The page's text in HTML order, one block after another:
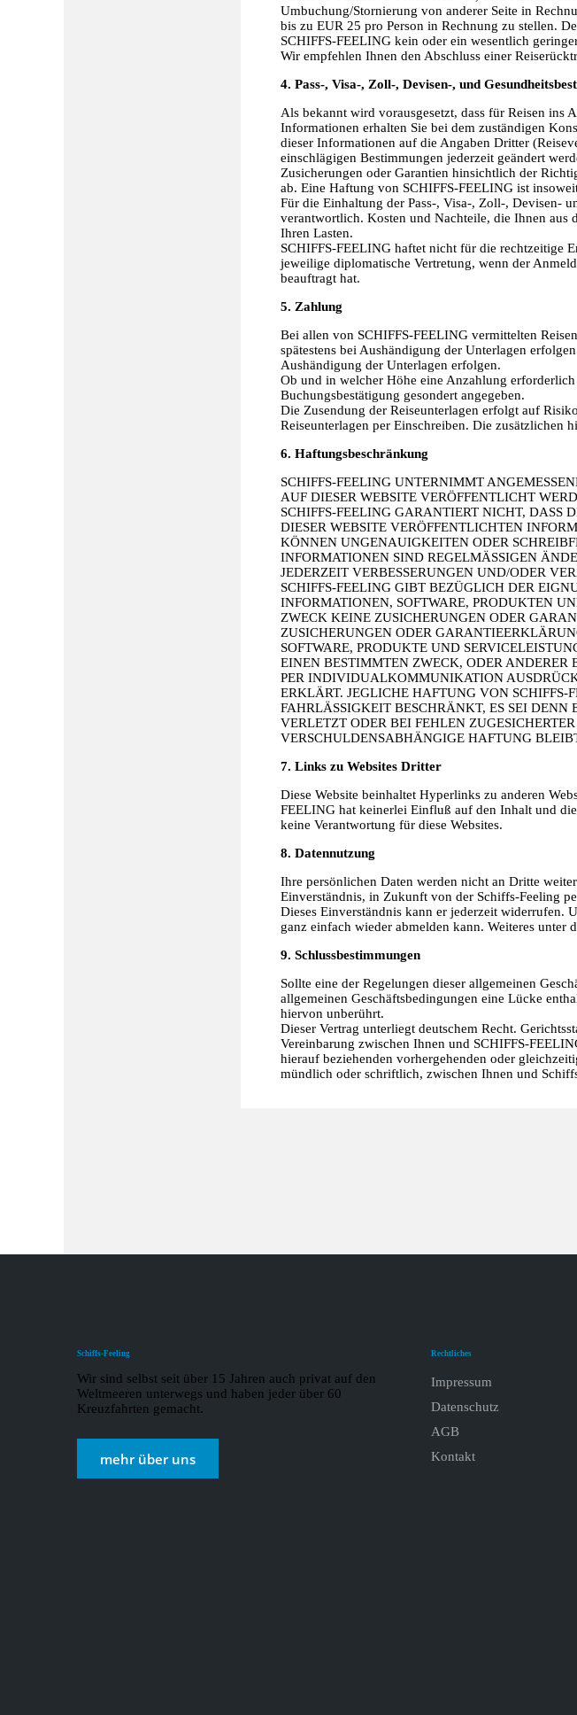
Umbuchung/Stornierung von anderer Seite in
bis zu EUR 25 pro Person in Rechnung zu stellen.
SCHIFFS-FEELING kein oder ein wesentlich
Wir empfehlen Ihnen den Abschluss einer
4. Pass-, Visa-, Zoll-, Devisen-, und
Als bekannt wird vorausgesetzt, dass für Reisen ins
Informationen erhalten Sie bei dem zuständigen
dieser Informationen auf die Angaben Dritter
einschlägigen Bestimmungen jederzeit geändert
Zusicherungen oder Garantien hinsichtlich der
ab. Eine Haftung von SCHIFFS-FEELING ist
Für die Einhaltung der Pass-, Visa-, Zoll-, Devisen-
verantwortlich. Kosten und Nachteile, die Ihnen aus
Ihren Lasten.
SCHIFFS-FEELING haftet nicht für die rechtzeitige
jeweilige diplomatische Vertretung, wenn der
beauftragt hat.
5. Zahlung
Bei allen von SCHIFFS-FEELING vermittelten
spätestens bei Aushändigung der Unterlagen
Aushändigung der Unterlagen erfolgen.
Ob und in welcher Höhe eine Anzahlung
Buchungsbestätigung gesondert angegeben.
Die Zusendung der Reiseunterlagen erfolgt auf
Reiseunterlagen per Einschreiben. Die zusätzlichen
6. Haftungsbeschränkung
SCHIFFS-FEELING UNTERNIMMT
AUF DIESER WEBSITE VERÖFFENTLICHT
SCHIFFS-FEELING GARANTIERT NICHT, DASS
DIESER WEBSITE VERÖFFENTLICHTEN
KÖNNEN UNGENAUIGKEITEN ODER
INFORMATIONEN SIND REGELMÄSSIGEN
JEDERZEIT VERBESSERUNGEN UND/ODER
SCHIFFS-FEELING GIBT BEZÜGLICH DER
INFORMATIONEN, SOFTWARE, PRODUKTEN
ZWECK KEINE ZUSICHERUNGEN ODER
ZUSICHERUNGEN ODER
SOFTWARE, PRODUKTE UND
EINEN BESTIMMTEN ZWECK, ODER ANDERER
PER INDIVIDUALKOMMUNIKATION
ERKLÄRT. JEGLICHE HAFTUNG VON SCHIFFS-
FAHRLÄSSIGKEIT BESCHRÄNKT, ES SEI DENN
VERLETZT ODER BEI FEHLEN
VERSCHULDENSABHÄNGIGE HAFTUNG
7. Links zu Websites Dritter
Diese Website beinhaltet Hyperlinks zu anderen
FEELING hat keinerlei Einfluß auf den Inhalt und
keine Verantwortung für diese Websites.
8. Datennutzung
Ihre persönlichen Daten werden nicht an Dritte
Einverständnis, in Zukunft von der Schiffs-Feeling
Dieses Einverständnis kann er jederzeit widerrufen.
ganz einfach wieder abmelden kann. Weiteres unter
9. Schlussbestimmungen
Sollte eine der Regelungen dieser allgemeinen
allgemeinen Geschäftsbedingungen eine Lücke
hiervon unberührt.
Dieser Vertrag unterliegt deutschem Recht.
Vereinbarung zwischen Ihnen und SCHIFFS-
hierauf beziehenden vorhergehenden oder
mündlich oder schriftlich, zwischen Ihnen und
Schiffs-Feeling
Wir sind selbst seit über 15 Jahren auch privat auf den
Weltmeeren unterwegs und haben jeder über 60
Kreuzfahrten gemacht.
mehr über uns
Rechtliches
Impressum
Datenschutz
AGB
Kontakt